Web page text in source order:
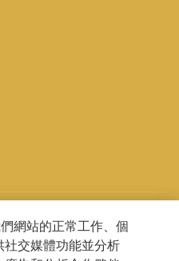
All rights reserved.
網站的正常工作、個
交媒體功能並分析